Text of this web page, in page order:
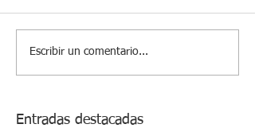
Escribir un comentario...
Entradas destacadas